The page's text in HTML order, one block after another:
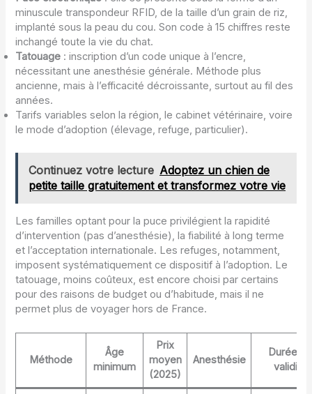
minuscule transpondeur RFID, de la taille d’un grain de riz,
implanté sous la peau du cou. Son code à 15 chiffres reste
inchangé toute la vie du chat.
Tatouage : inscription d’un code unique à l’encre,
nécessitant une anesthésie générale. Méthode plus
ancienne, mais à l’efficacité décroissante, surtout au fil des
années.
Tarifs variables selon la région, le cabinet vétérinaire, voire
le mode d’adoption (élevage, refuge, particulier).
Continuez votre lecture Adoptez un chien de
petite taille gratuitement et transformez votre vie
Les familles optant pour la puce privilégient la rapidité
d’intervention (pas d’anesthésie), la fiabilité à long terme
et l’acceptation internationale. Les refuges, notamment,
imposent systématiquement ce dispositif à l’adoption. Le
tatouage, moins coûteux, est encore choisi par certains
pour des raisons de budget ou d’habitude, mais il ne
permet plus de voyager hors de France.
Méthode
Âge
minimum
Prix
moyen
(2025)
Anesthésie
Durée de
validité